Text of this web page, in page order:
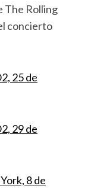
The Rolling
concierto
25 de
29 de
8 de